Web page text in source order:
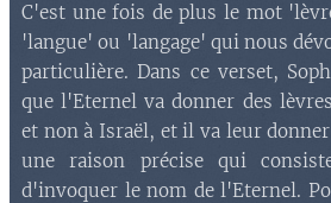
C'est une fois de plus le mot
'langue' ou 'langage' qui nous
particulière. Dans ce verset,
que l'Eternel va donner des
et non à Israël, et il va leur
une raison précise qui
d'invoquer le nom de l'Eternel.